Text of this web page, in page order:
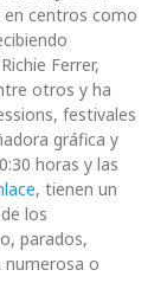
centros como
Ferrer,
otros y ha
festivales
gráfica y
horas y las
, tienen un
los
parados,
numerosa o